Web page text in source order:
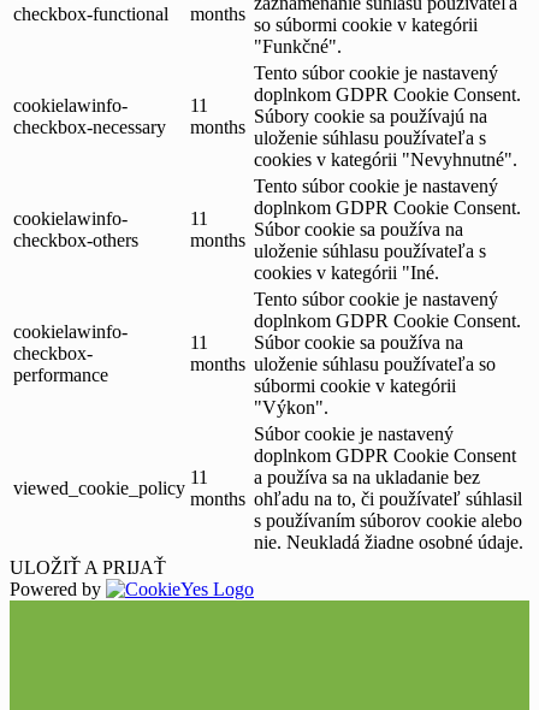
checkbox-functional
months
so súbormi cookie v kategórii
"Funkčné".
cookielawinfo-
checkbox-necessary
11
months
Tento súbor cookie je nastavený
doplnkom GDPR Cookie Consent.
Súbory cookie sa používajú na
uloženie súhlasu používateľa s
cookies v kategórii "Nevyhnutné".
cookielawinfo-
checkbox-others
11
months
Tento súbor cookie je nastavený
doplnkom GDPR Cookie Consent.
Súbor cookie sa používa na
uloženie súhlasu používateľa s
cookies v kategórii "Iné.
cookielawinfo-
checkbox-
performance
11
months
Tento súbor cookie je nastavený
doplnkom GDPR Cookie Consent.
Súbor cookie sa používa na
uloženie súhlasu používateľa so
súbormi cookie v kategórii
"Výkon".
viewed_cookie_policy
11
months
Súbor cookie je nastavený
doplnkom GDPR Cookie Consent
a používa sa na ukladanie bez
ohľadu na to, či používateľ súhlasil
s používaním súborov cookie alebo
nie. Neukladá žiadne osobné údaje.
ULOŽIŤ A PRIJAŤ
Powered by